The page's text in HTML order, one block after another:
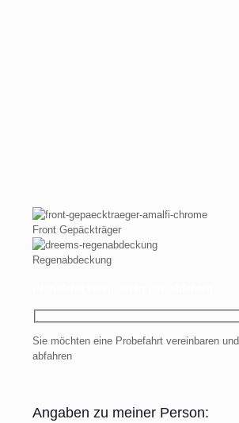
Front Gepäckträger
Regenabdeckung
Sie möchten eine Probefahrt vereinbaren und
abfahren
Angaben zu meiner Person: